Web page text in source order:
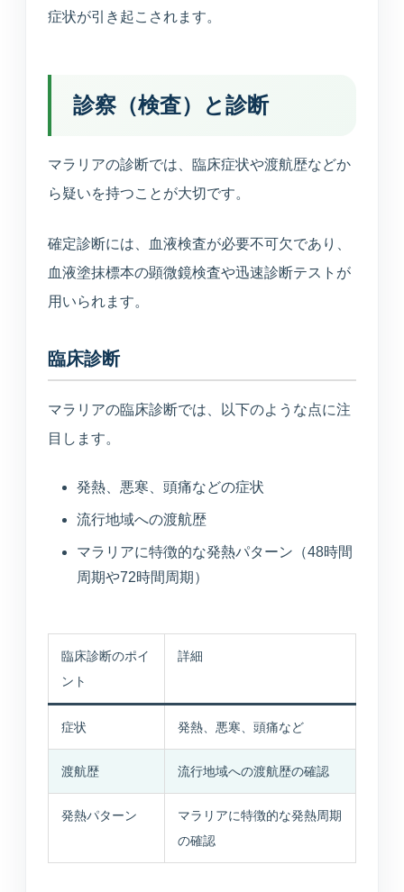
症状が引き起こされます。
診察（検査）と診断
マラリアの診断では、臨床症状や渡航歴などか
ら疑いを持つことが大切です。
確定診断には、血液検査が必要不可欠であり、
血液塗抹標本の顕微鏡検査や迅速診断テストが
用いられます。
臨床診断
マラリアの臨床診断では、以下のような点に注
目します。
発熱、悪寒、頭痛などの症状
流行地域への渡航歴
マラリアに特徴的な発熱パターン（48時間
周期や72時間周期）
臨床診断のポイ
ント
詳細
症状 発熱、悪寒、頭痛など
渡航歴 流行地域への渡航歴の確認
発熱パターン
マラリアに特徴的な発熱周期
の確認